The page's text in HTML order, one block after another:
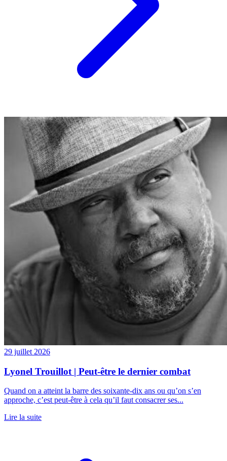
29 juillet 2026
Lyonel Trouillot | Peut-être le dernier combat
Quand on a atteint la barre des soixante-dix ans ou qu’on s’en
approche, c’est peut-être à cela qu’il faut consacrer ses...
Lire la suite